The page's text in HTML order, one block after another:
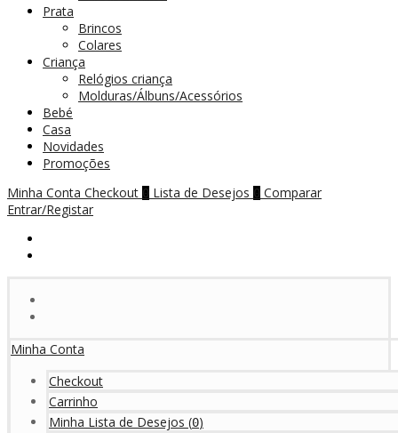
Prata
Brincos
Colares
Criança
Relógios criança
Molduras/Álbuns/Acessórios
Bebé
Casa
Novidades
Promoções
Minha Conta Checkout 0 Lista de Desejos 0 Comparar
Entrar/Registar
Minha Conta
Checkout
Carrinho
Minha Lista de Desejos (0)